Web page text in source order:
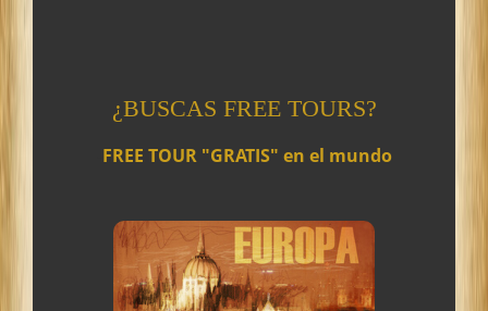
¿BUSCAS FREE TOURS?
FREE TOUR "GRATIS" en el mundo